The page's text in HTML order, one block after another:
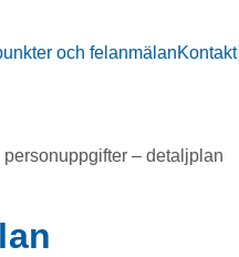
och felanmälanKontakt
personuppgifter – detaljplan